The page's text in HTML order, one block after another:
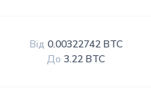
Від 0.00322742 BTC
До 3.22 BTC